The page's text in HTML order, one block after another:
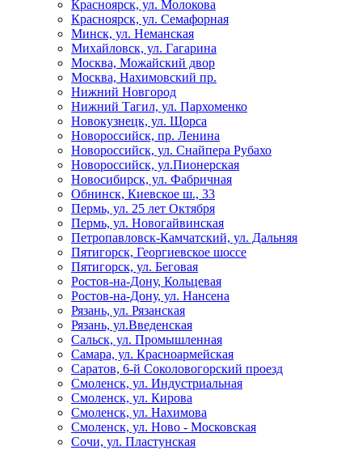
Красноярск, ул. Молокова
Красноярск, ул. Семафорная
Минск, ул. Неманская
Михайловск, ул. Гагарина
Москва, Можайский двор
Москва, Нахимовский пр.
Нижний Новгород
Нижний Тагил, ул. Пархоменко
Новокузнецк, ул. Щорса
Новороссийск, пр. Ленина
Новороссийск, ул. Снайпера Рубахо
Новороссийск, ул.Пионерская
Новосибирск, ул. Фабричная
Обнинск, Киевское ш., 33
Пермь, ул. 25 лет Октября
Пермь, ул. Новогайвинская
Петропавловск-Камчатский, ул. Дальняя
Пятигорск, Георгиевское шоссе
Пятигорск, ул. Беговая
Ростов-на-Дону, Кольцевая
Ростов-на-Дону, ул. Нансена
Рязань, ул. Рязанская
Рязань, ул.Введенская
Сальск, ул. Промышленная
Самара, ул. Красноармейская
Саратов, 6-й Соколовогорский проезд
Смоленск, ул. Индустриальная
Смоленск, ул. Кирова
Смоленск, ул. Нахимова
Смоленск, ул. Ново - Московская
Сочи, ул. Пластунская